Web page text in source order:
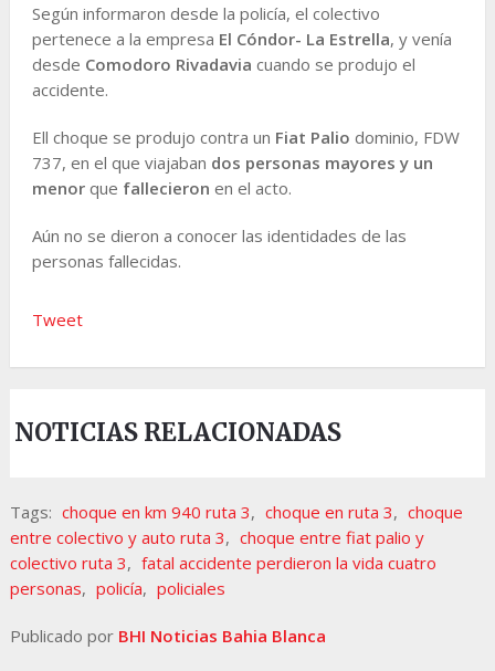
Según informaron desde la policía, el colectivo
pertenece a la empresa El Cóndor- La Estrella, y venía
desde Comodoro Rivadavia cuando se produjo el
accidente.
Ell choque se produjo contra un Fiat Palio dominio, FDW
737, en el que viajaban dos personas mayores y un
menorque fallecieron en el acto.
Aún no se dieron a conocer las identidades de las
personas fallecidas.
Tweet
NOTICIAS RELACIONADAS
Tags: choque en km 940 ruta 3, choque en ruta 3, choque
entre colectivo y auto ruta 3, choque entre fiat palio y
colectivo ruta 3, fatal accidente perdieron la vida cuatro
personas, policía, policiales
Publicado por BHI Noticias Bahia Blanca